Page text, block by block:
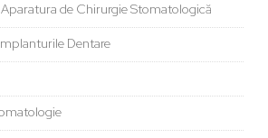
de Chirurgie Stomatologică
Dentare